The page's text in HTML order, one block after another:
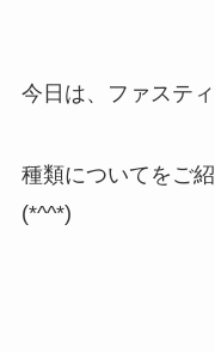
今日は、ファステ
種類についてをご
(*^^*)